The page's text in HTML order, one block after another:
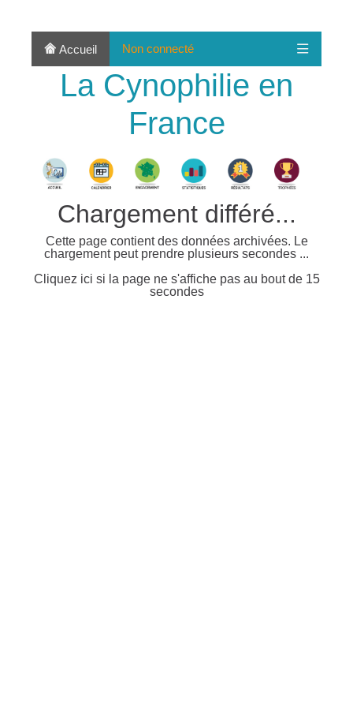
Accueil Non connecté
La Cynophilie en
France
Chargement différé...
Cette page contient des données archivées. Le
chargement peut prendre plusieurs secondes ...
Cliquez ici si la page ne s'affiche pas au bout de 15
secondes